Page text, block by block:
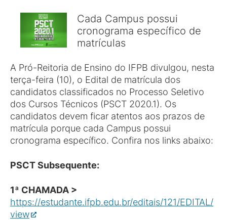
Cada Campus possui
cronograma específico de
matrículas
A Pró-Reitoria de Ensino do IFPB divulgou, nesta
terça-feira (10), o Edital de matrícula dos
candidatos classificados no Processo Seletivo
dos Cursos Técnicos (PSCT 2020.1). Os
candidatos devem ficar atentos aos prazos de
matrícula porque cada Campus possui
cronograma específico. Confira nos links abaixo:
PSCT Subsequente:
1ª CHAMADA >
https://estudante.ifpb.edu.br/editais/121/EDITAL/
view